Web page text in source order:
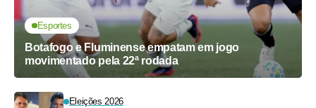
Esportes
Botafogo e Fluminense empatam em jogo
movimentado pela 22ª rodada
Eleições 2026